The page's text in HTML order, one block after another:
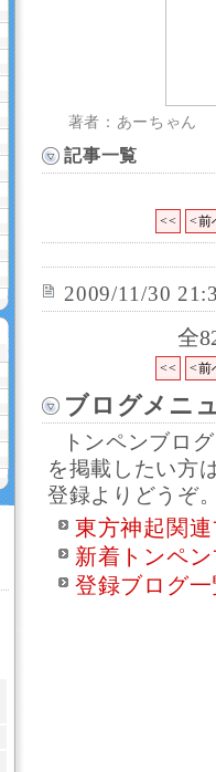
著者：あーちゃん
記事一覧
<< <前
2009/11/30
全
<< <前
ブログメニ
トンペンブロ
を掲載したい方
登録よりどうぞ
東方神起関
新着トンペ
登録ブログ